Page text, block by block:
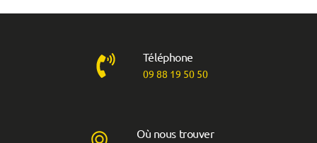
Téléphone
09 88 19 50 50
Où nous trouver